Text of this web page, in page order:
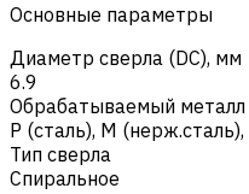
Основные параметры
Диаметр сверла (DC), мм
6.9
Обрабатываемый металл
Р (сталь), M (нерж.сталь),
Тип сверла
Спиральное